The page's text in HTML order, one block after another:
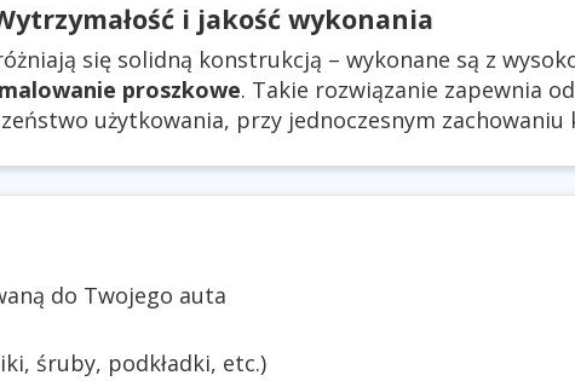
i jakość wykonania
się solidną konstrukcją – wykonane są z
malowanie proszkowe. Takie rozwiązanie zapewnia
użytkowania, przy jednoczesnym zachowaniu
do Twojego auta
śruby, podkładki, etc.)